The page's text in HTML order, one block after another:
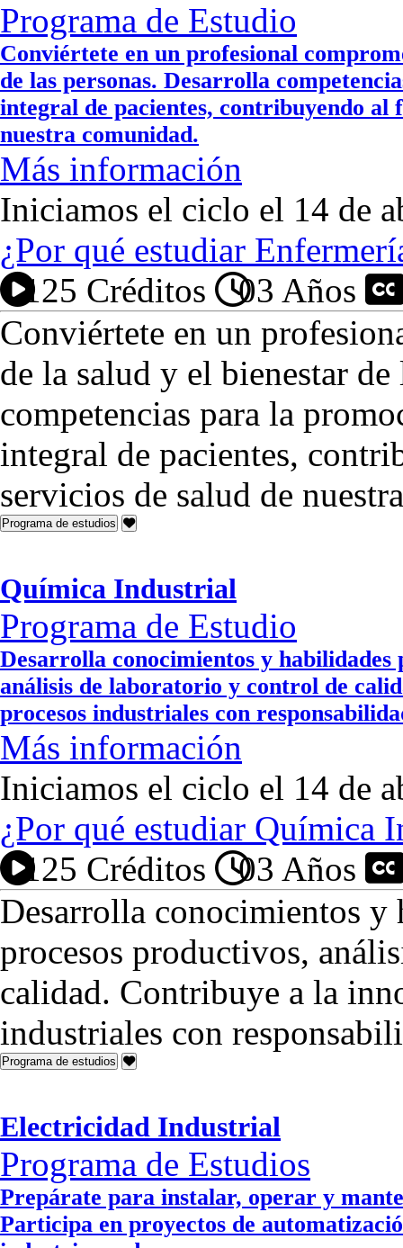
Programa de Estudio
Conviértete en un profesional
de las personas. Desarrolla
integral de pacientes, contribuyendo al
nuestra comunidad.
Más información
Iniciamos el ciclo el 14 de
¿Por qué estudiar
125 Créditos
03 Años
Conviértete en un
de la salud y el bienestar
competencias para la
integral de pacientes,
servicios de salud de
Programa de estudios
Química Industrial
Programa de Estudio
Desarrolla conocimientos y
análisis de laboratorio y control de
procesos industriales con
Más información
Iniciamos el ciclo el 14 de
¿Por qué estudiar Química
125 Créditos
03 Años
Desarrolla conocimientos y
procesos productivos,
calidad. Contribuye a la
industriales con
Programa de estudios
Electricidad Industrial
Programa de Estudios
Prepárate para instalar, operar y
Participa en proyectos de